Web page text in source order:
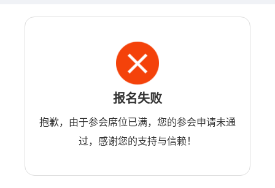
报名失败
抱歉，由于参会席位已满，您的参会申请未通
过，感谢您的支持与信赖！